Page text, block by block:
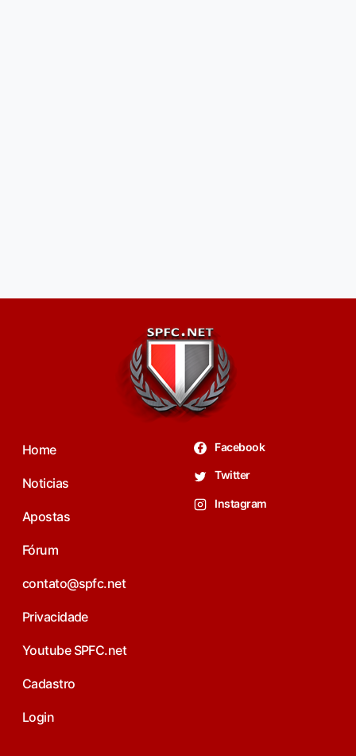
Home
Noticias
Apostas
Fórum
contato@spfc.net
Privacidade
Youtube SPFC.net
Cadastro
Login
Facebook
Twitter
Instagram